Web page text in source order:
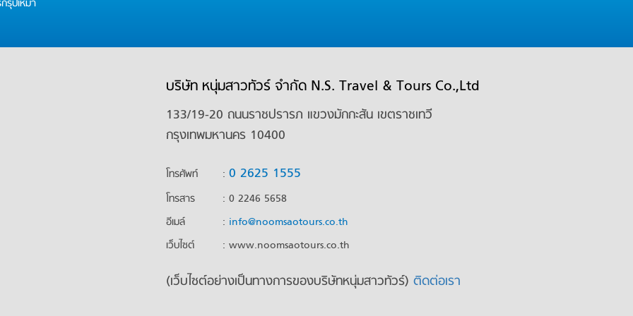
รุ๊ปเหมา
บริษัท หนุ่มสาวทัวร์ จำกัด N.S. Travel & Tours Co.,Ltd
133/19-20 ถนนราชปรารภ แขวงมักกะสัน เขตราชเทวี
กรุงเทพมหานคร 10400
โทรศัพท์ : 0 2625 1555
โทรสาร
: 0 2246 5658
อีเมล์
: info@noomsaotours.co.th
เว็บไซต์
: www.noomsaotours.co.th
(เว็บไซต์อย่างเป็นทางการของบริษัทหนุ่มสาวทัวร์) ติดต่อเรา